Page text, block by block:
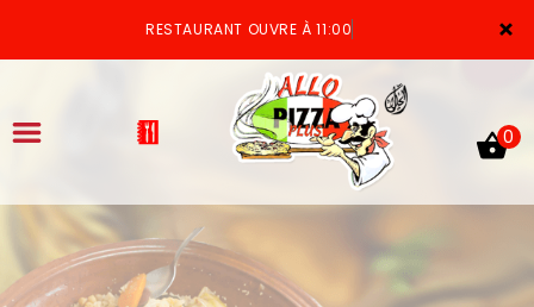
×
RESTAURANT OUVRE À 11:00
ACCUEIL
0